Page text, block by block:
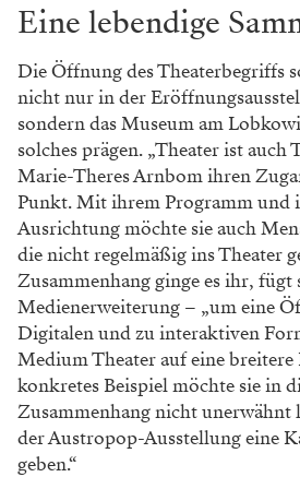
Eine lebendige
Die Öffnung des Theaterbegriffs
nicht nur in der
sondern das Museum am
solches prägen. „Theater ist
Marie-Theres Arnbom ihren
Punkt. Mit ihrem Programm und
Ausrichtung möchte sie auch
die nicht regelmäßig ins Theater
Zusammenhang ginge es ihr, fügt
Medienerweiterung – „um eine
Digitalen und zu interaktiven
Medium Theater auf eine breitere
konkretes Beispiel möchte sie in
Zusammenhang nicht unerwähnt
der Austropop-Ausstellung eine
geben.“